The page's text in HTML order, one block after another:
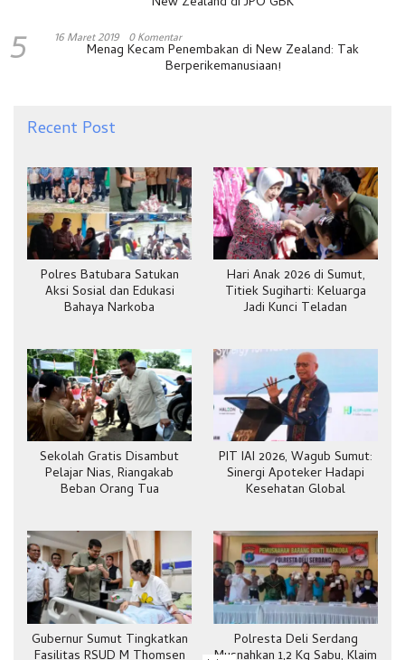
5 16 Maret 2019 0 Komentar
Menag Kecam Penembakan di New Zealand: Tak
Berperikemanusiaan!
Recent Post
Polres Batubara Satukan
Aksi Sosial dan Edukasi
Bahaya Narkoba
Hari Anak 2026 di Sumut,
Titiek Sugiharti: Keluarga
Jadi Kunci Teladan
Sekolah Gratis Disambut
Pelajar Nias, Riangakab
Beban Orang Tua
PIT IAI 2026, Wagub Sumut:
Sinergi Apoteker Hadapi
Kesehatan Global
Gubernur Sumut Tingkatkan Polresta Deli Serdang